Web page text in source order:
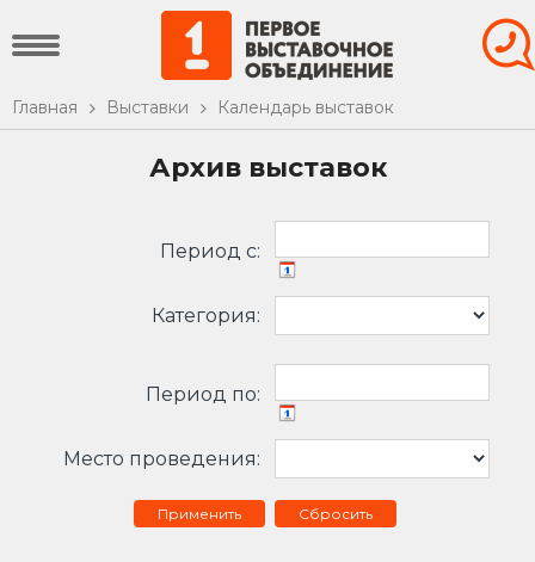
Главная Выставки Календарь выставок
Архив выставок
Период c:
Категория:
Период по:
Место проведения:
Сбросить